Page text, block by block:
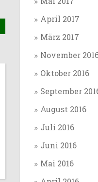
April 2017
März 2017
November
Oktober 2016
September
August 2016
Juli 2016
Juni 2016
Mai 2016